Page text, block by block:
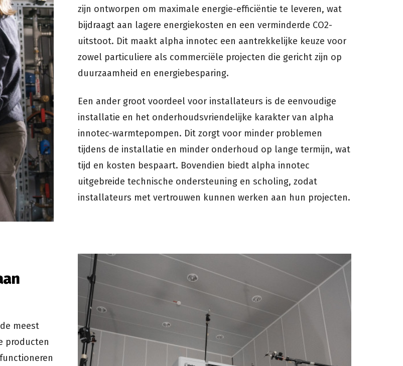
zijn ontworpen om maximale energie-efficiëntie te leveren, wat
bijdraagt aan lagere energiekosten en een verminderde CO2-
uitstoot. Dit maakt alpha innotec een aantrekkelijke keuze voor
zowel particuliere als commerciële projecten die gericht zijn op
duurzaamheid en energiebesparing.
Een ander groot voordeel voor installateurs is de eenvoudige
installatie en het onderhoudsvriendelijke karakter van alpha
innotec-warmtepompen. Dit zorgt voor minder problemen
tijdens de installatie en minder onderhoud op lange termijn, wat
tijd en kosten bespaart. Bovendien biedt alpha innotec
uitgebreide technische ondersteuning en scholing, zodat
installateurs met vertrouwen kunnen werken aan hun projecten.
meest
producten